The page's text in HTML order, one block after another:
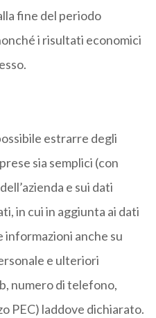
fine del periodo
i risultati economici
estrarre degli
sia semplici (con
e sui dati
in cui in aggiunta ai dati
informazioni anche su
e ulteriori
numero di telefono,
PEC) laddove dichiarato.